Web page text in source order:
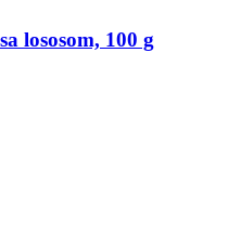
lososom, 100 g